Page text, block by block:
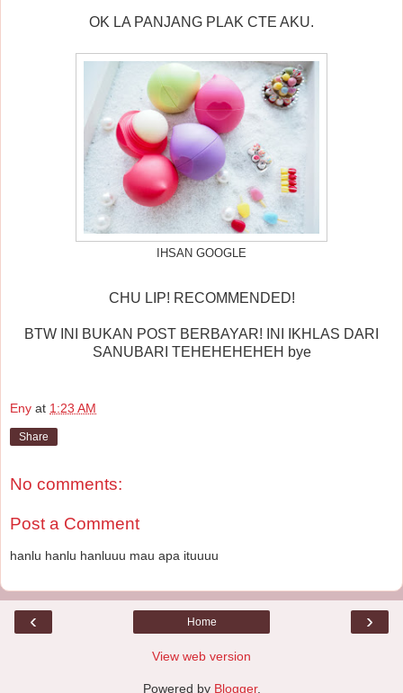
OK LA PANJANG PLAK CTE AKU.
IHSAN GOOGLE
CHU LIP! RECOMMENDED!
BTW INI BUKAN POST BERBAYAR! INI IKHLAS DARI
SANUBARI TEHEHEHEHEH bye
Eny at 1:23 AM
Share
No comments:
Post a Comment
hanlu hanlu hanluuu mau apa ituuuu
‹ ›
Home
View web version
Powered by Blogger.